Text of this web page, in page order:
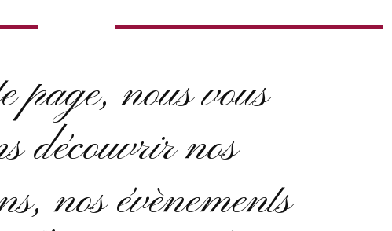
page, nous vous
découvrir nos
nos évènements